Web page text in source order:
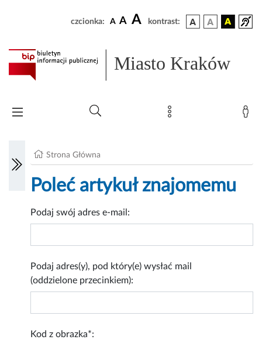
czcionka: A A A kontrast:
Miasto Kraków
Strona Główna
Poleć artykuł znajomemu
Podaj swój adres e-mail:
Podaj adres(y), pod który(e) wysłać mail
(oddzielone przecinkiem):
Kod z obrazka*: